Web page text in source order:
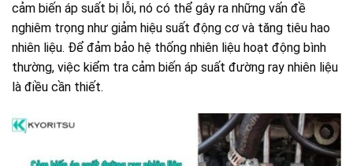
cảm biến áp suất bị lỗi, nó có thể gây ra những vấn đề
nghiêm trọng như giảm hiệu suất động cơ và tăng tiêu hao
nhiên liệu. Để đảm bảo hệ thống nhiên liệu hoạt động bình
thường, việc kiểm tra cảm biến áp suất đường ray nhiên liệu
là điều cần thiết.